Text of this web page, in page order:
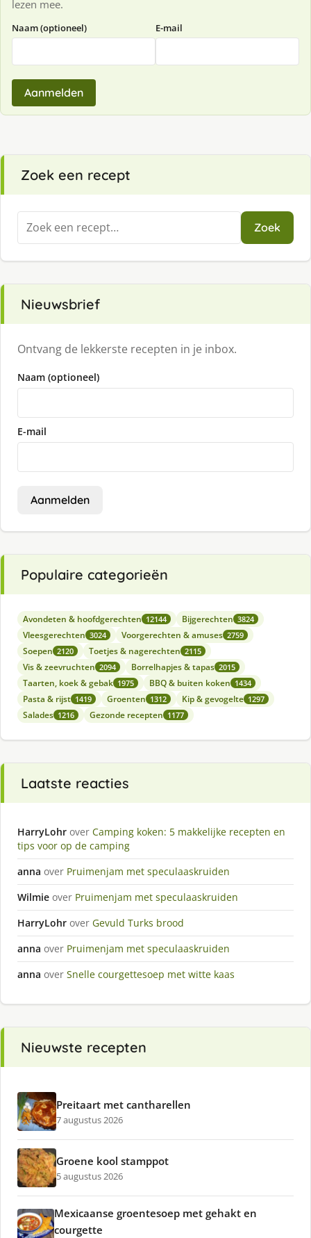
lezen mee.
Naam (optioneel) E-mail
Aanmelden
Zoek een recept
Zoeken
naar:
Zoek
Nieuwsbrief
Ontvang de lekkerste recepten in je inbox.
Naam (optioneel)
E-mail
Aanmelden
Populaire categorieën
Avondeten & hoofdgerechten 12144 Bijgerechten 3824
Vleesgerechten 3024 Voorgerechten & amuses 2759
Soepen 2120 Toetjes & nagerechten 2115
Vis & zeevruchten 2094 Borrelhapjes & tapas 2015
Taarten, koek & gebak 1975 BBQ & buiten koken 1434
Pasta & rijst 1419 Groenten 1312 Kip & gevogelte 1297
Salades 1216 Gezonde recepten 1177
Laatste reacties
HarryLohr over Camping koken: 5 makkelijke recepten en
tips voor op de camping
anna over Pruimenjam met speculaaskruiden
Wilmie over Pruimenjam met speculaaskruiden
HarryLohr over Gevuld Turks brood
anna over Pruimenjam met speculaaskruiden
anna over Snelle courgettesoep met witte kaas
Nieuwste recepten
Preitaart met cantharellen
7 augustus 2026
Groene kool stamppot
5 augustus 2026
Mexicaanse groentesoep met gehakt en
courgette